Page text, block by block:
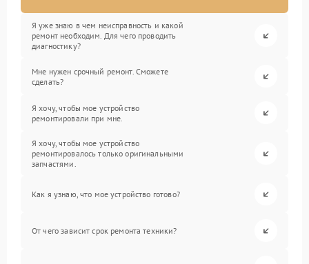
Я уже знаю в чем неисправность и какой
ремонт необходим. Для чего проводить
диагностику?
Мне нужен срочный ремонт. Сможете
сделать?
Я хочу, чтобы мое устройство
ремонтировали при мне.
Я хочу, чтобы мое устройство
ремонтировалось только оригинальными
запчастями.
Как я узнаю, что мое устройство готово?
От чего зависит срок ремонта техники?